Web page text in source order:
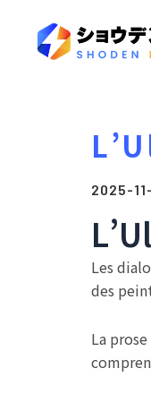
2025-
Les
des
La